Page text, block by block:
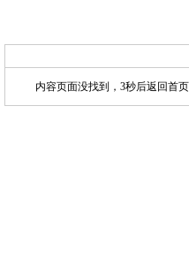
内容页面没找到，3秒后返回首